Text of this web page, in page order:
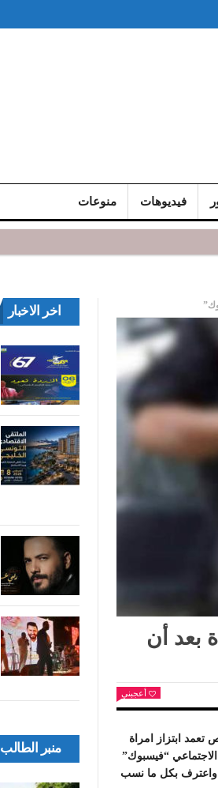
فيديوهات منوعات
بعد أن
أعجبني
بشخص تعمد ابتزاز امراة
“فيسبوك”
واعترف بكل ما نسب
اخر الاخبار
منبر الطالب